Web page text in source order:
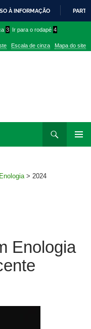
À INFORMAÇÃO
3 Ir para o rodapé 4
Escala de cinza Mapa do site
> 2024
Enologia